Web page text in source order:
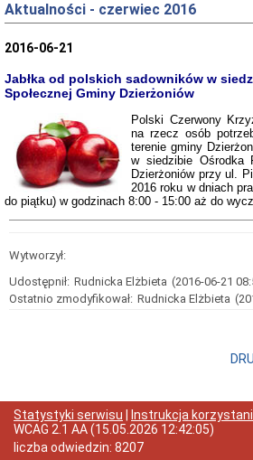
rodziny
Rady
Zaproszenie
dla
instytucji
Formularze
Partnerzy
KDR
Program
Rodzina
500+
Formularze
do
zasiłku
Świadczenia
Aktualności - czerwiec 2016
2016-06-21
Jabłka od polskich sadowników w
Społecznej Gminy Dzierżoniów
Polski Czerwony
na rzecz osób
terenie gminy
w siedzibie Ośrodka
Dzierżoniów przy ul.
2016 roku w dniach
do piątku) w godzinach 8:00 - 15:00 aż do
Wytworzył:
Udostępnił: Rudnicka Elżbieta (2016-06-21
Ostatnio zmodyfikował: Rudnicka Elżbieta
Statystyki serwisu Instrukcja
WCAG 2.1 AA(15.05.2026 12:42:05)
liczba odwiedzin: 8207